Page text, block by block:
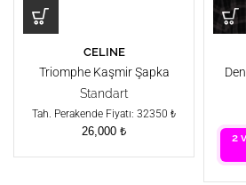
CELINE
Triomphe Kaşmir Şapka
Standart
Tah. Perakende Fiyatı: 32350 ₺
26,000 ₺
2